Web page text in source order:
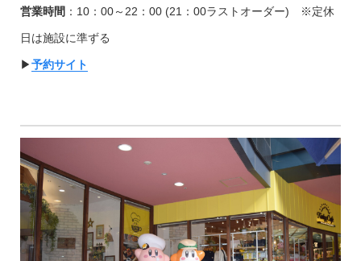
営業時間 ：10：00～22：00 (21：00ラストオーダー) ※定休
日は施設に準ずる
▶︎予約サイト